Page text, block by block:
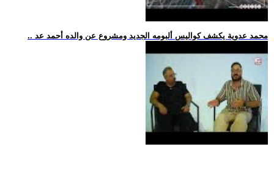
.. محمد عدوية يكشف كواليس ألبومه الجديد ومشروع عن والده أحمد عد